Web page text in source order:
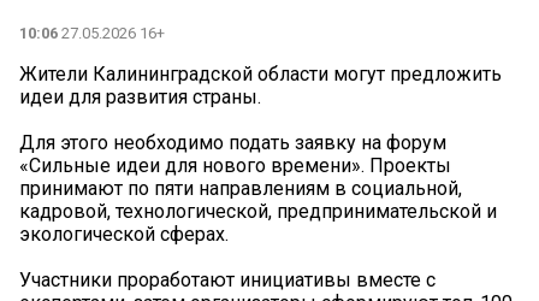
10:06 27.05.2026 16+
Жители Калининградской области могут предложить
идеи для развития страны.
Для этого необходимо подать заявку на форум
«Сильные идеи для нового времени». Проекты
принимают по пяти направлениям в социальной,
кадровой, технологической, предпринимательской и
экологической сферах.
Участники проработают инициативы вместе с